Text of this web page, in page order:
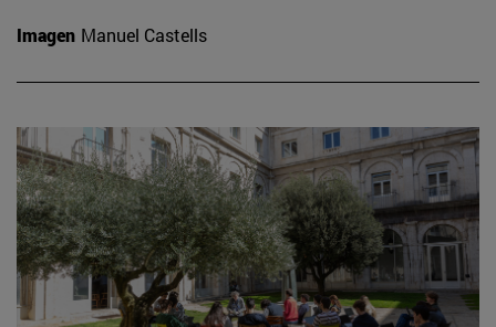
Imagen Manuel Castells